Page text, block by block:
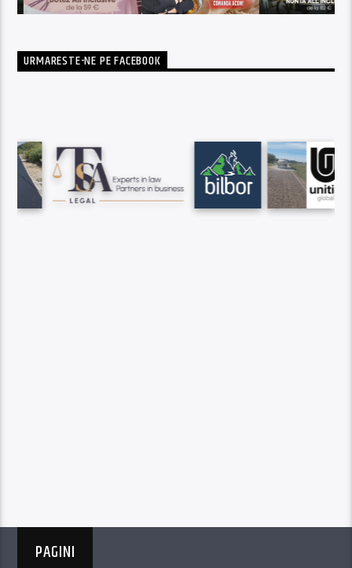
URMARESTE-NE PE FACEBOOK
PAGINI